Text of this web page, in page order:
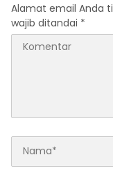
Alamat email Anda
wajib ditandai *